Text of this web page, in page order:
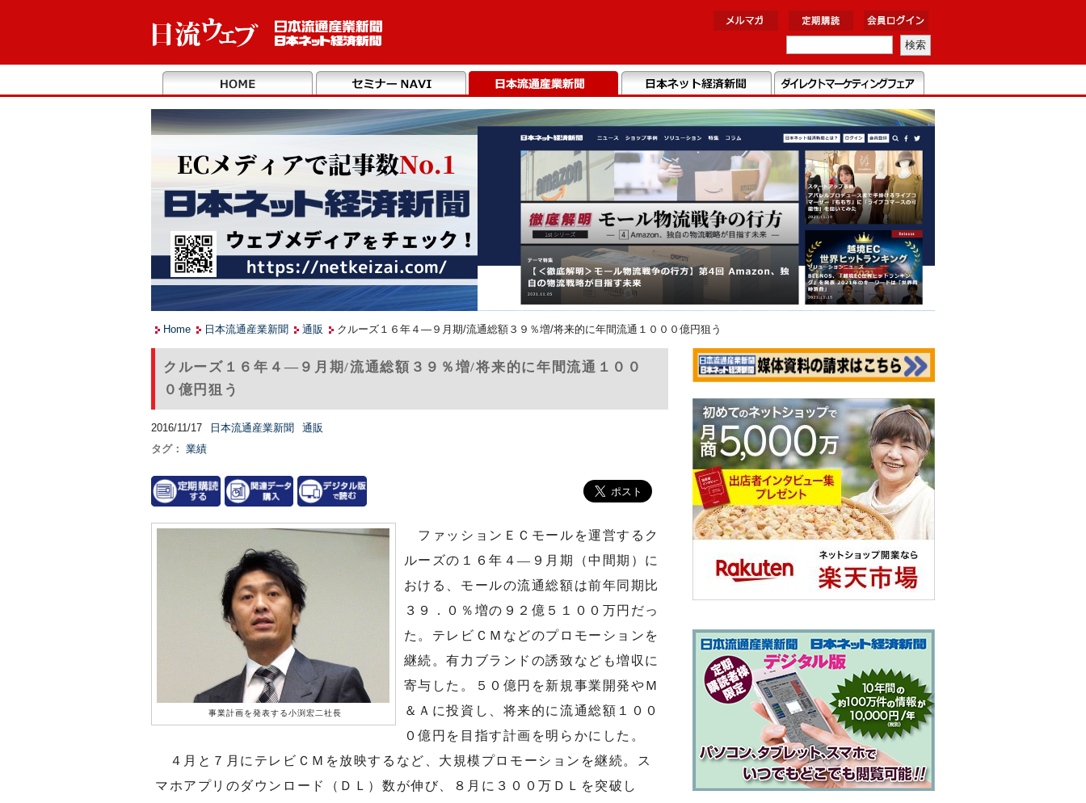
Home 日本流通産業新聞 通販 クルーズ１６年４―９月期/流通総額３９％増/将来的に年間流通１０００億円狙う
クルーズ１６年４―９月期/流通総額３９％増/将来的に年間流通１００
０億円狙う
2016/11/17 日本流通産業新聞
通販
タグ： 業績
事業計画を発表する小渕宏二社長
ファッションＥＣモールを運営するク
ルーズの１６年４―９月期（中間期）に
おける、モールの流通総額は前年同期比
３９．０％増の９２億５１００万円だっ
た。テレビＣＭなどのプロモーションを
継続。有力ブランドの誘致なども増収に
寄与した。５０億円を新規事業開発やＭ
＆Ａに投資し、将来的に流通総額１００
０億円を目指す計画を明らかにした。
４月と７月にテレビＣＭを放映するなど、大規模プロモーションを継続。ス
マホアプリのダウンロード（ＤＬ）数が伸び、８月に３００万ＤＬを突破し